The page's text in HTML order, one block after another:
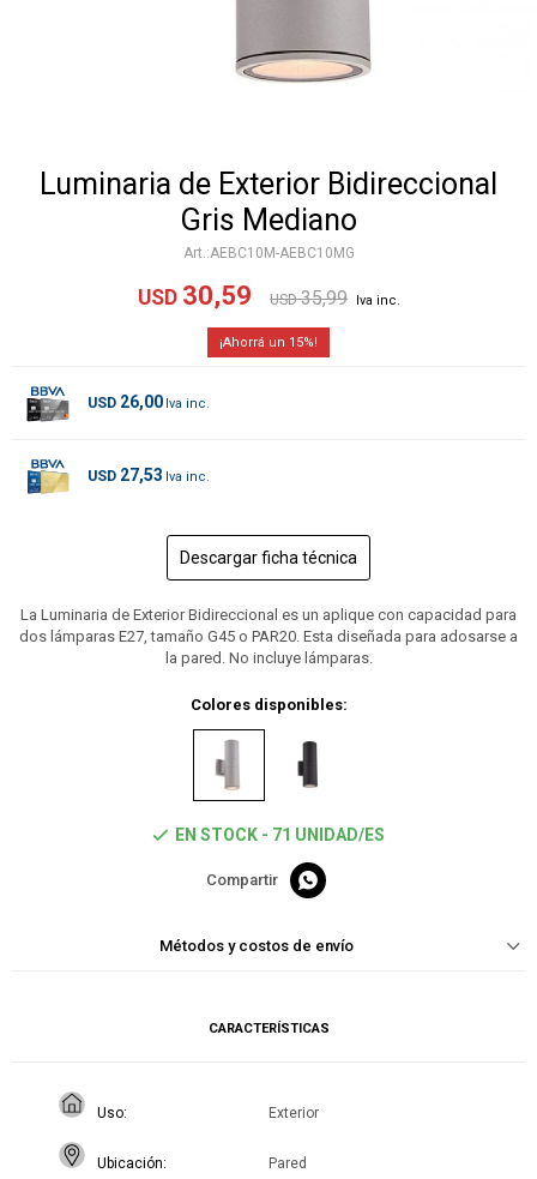
Luminaria de Exterior Bidireccional
Gris Mediano
AEBC10M-AEBC10MG
USD 30,59 USD 35,99
15
USD 26,00
USD 27,53
Descargar ficha técnica
La Luminaria de Exterior Bidireccional es un aplique con capacidad para
dos lámparas E27, tamaño G45 o PAR20. Esta diseñada para adosarse a
la pared. No incluye lámparas.
Colores disponibles:
EN STOCK - 71 UNIDAD/ES

Métodos y costos de envío
CARACTERÍSTICAS
Uso Exterior
Ubicación Pared